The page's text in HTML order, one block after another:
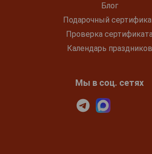
Блог
Подарочный
Проверка
Календарь праздников
Мы в соц. сетях